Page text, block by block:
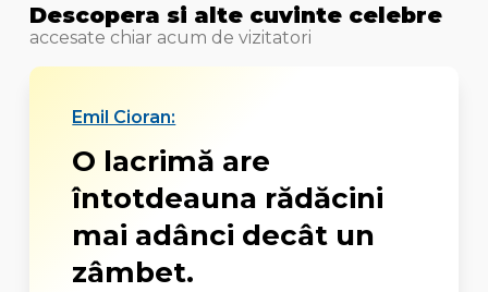
Descopera si alte cuvinte celebre
accesate chiar acum de vizitatori
Emil Cioran:
O lacrimă are
întotdeauna rădăcini
mai adânci decât un
zâmbet.